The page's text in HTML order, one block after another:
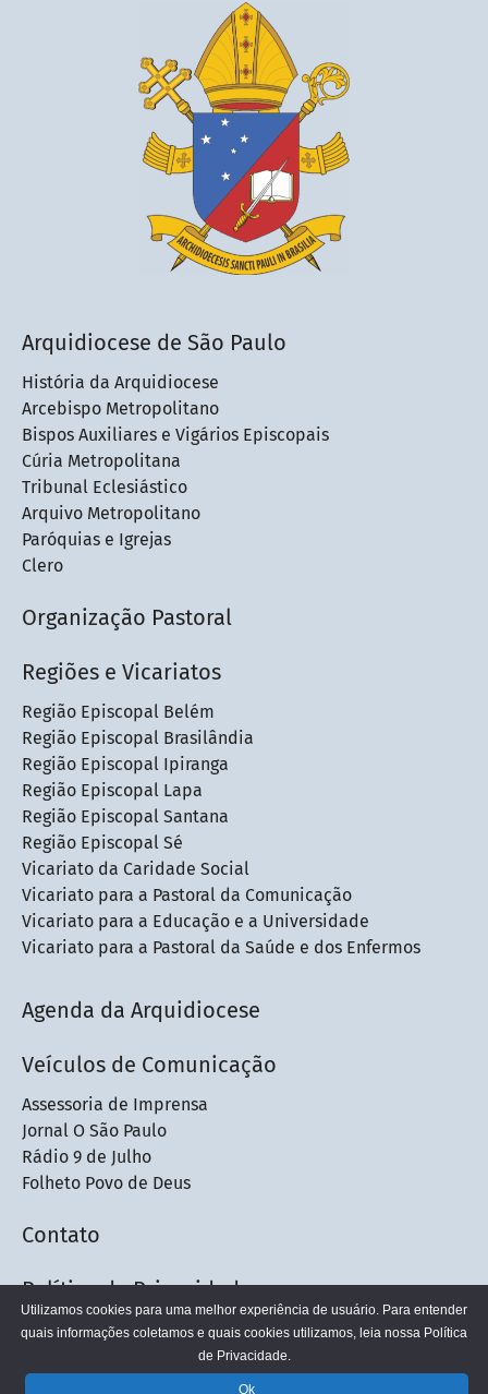
Arquidiocese de São Paulo
História da Arquidiocese
Arcebispo Metropolitano
Bispos Auxiliares e Vigários Episcopais
Cúria Metropolitana
Tribunal Eclesiástico
Arquivo Metropolitano
Paróquias e Igrejas
Clero
Organização Pastoral
Regiões e Vicariatos
Região Episcopal Belém
Região Episcopal Brasilândia
Região Episcopal Ipiranga
Região Episcopal Lapa
Região Episcopal Santana
Região Episcopal Sé
Vicariato da Caridade Social
Vicariato para a Pastoral da Comunicação
Vicariato para a Educação e a Universidade
Vicariato para a Pastoral da Saúde e dos Enfermos
Agenda da Arquidiocese
Veículos de Comunicação
Assessoria de Imprensa
Jornal O São Paulo
Rádio 9 de Julho
Folheto Povo de Deus
Contato
Política de Privacidade
© 2026 - Arquidiocese de São Paulo
Ok
Utilizamos cookies para uma melhor experiência de usuário. Para entender
quais informações coletamos e quais cookies utilizamos, leia nossa Política
de Privacidade.